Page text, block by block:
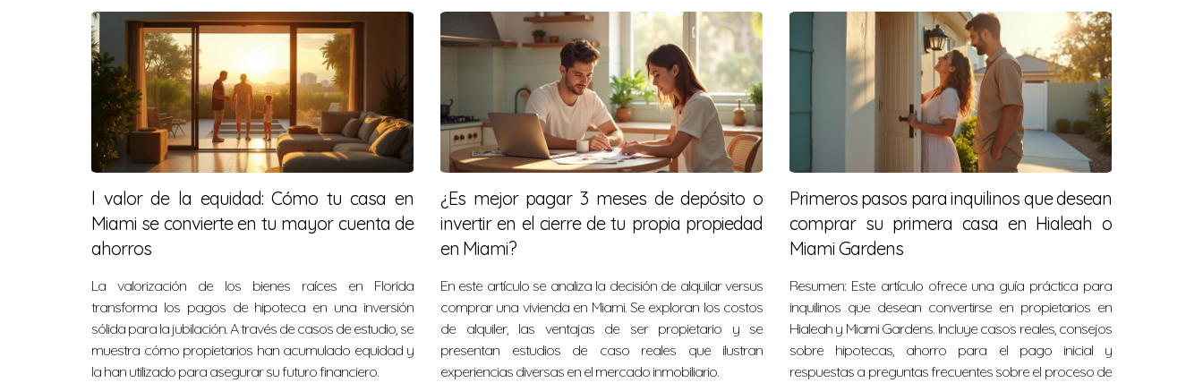
l valor de la equidad: Cómo tu casa en
Miami se convierte en tu mayor cuenta de
ahorros
La valorización de los bienes raíces en Florida
transforma los pagos de hipoteca en una inversión
sólida para la jubilación. A través de casos de estudio, se
muestra cómo propietarios han acumulado equidad y
la han utilizado para asegurar su futuro financiero.
¿Es mejor pagar 3 meses de depósito o
invertir en el cierre de tu propia propiedad
en Miami?
En este artículo se analiza la decisión de alquilar versus
comprar una vivienda en Miami. Se exploran los costos
de alquiler, las ventajas de ser propietario y se
presentan estudios de caso reales que ilustran
experiencias diversas en el mercado inmobiliario.
Primeros pasos para inquilinos que desean
comprar su primera casa en Hialeah o
Miami Gardens
Resumen: Este artículo ofrece una guía práctica para
inquilinos que desean convertirse en propietarios en
Hialeah y Miami Gardens. Incluye casos reales, consejos
sobre hipotecas, ahorro para el pago inicial y
respuestas a preguntas frecuentes sobre el proceso de